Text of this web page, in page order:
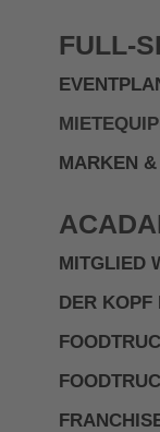
FULL-
MARKEN
MITGLIED
DER KOPF